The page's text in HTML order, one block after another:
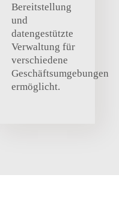
Bereitstellung
und
datengestützte
Verwaltung für
verschiedene
Geschäftsumgebungen
ermöglicht.